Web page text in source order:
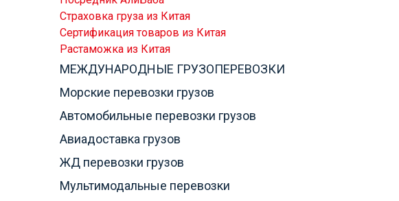
Страховка груза из Китая
Сертификация товаров из Китая
Растаможка из Китая
МЕЖДУНАРОДНЫЕ ГРУЗОПЕРЕВОЗКИ
Морские перевозки грузов
Автомобильные перевозки грузов
Авиадоставка грузов
ЖД перевозки грузов
Мультимодальные перевозки